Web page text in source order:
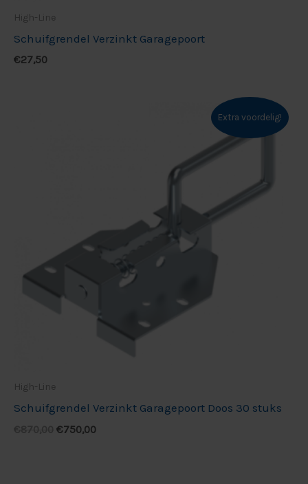
High-Line
Schuifgrendel Verzinkt Garagepoort
€27,50
Extra voordelig!
High-Line
Schuifgrendel Verzinkt Garagepoort Doos 30 stuks
€750,00